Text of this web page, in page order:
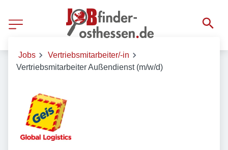
Jobs
Vertriebsmitarbeiter/-in
Vertriebsmitarbeiter Außendienst (m/w/d)